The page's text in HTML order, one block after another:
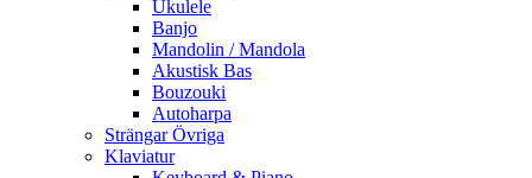
Ukulele
Banjo
Mandolin / Mandola
Akustisk Bas
Bouzouki
Autoharpa
Strängar Övriga
Klaviatur